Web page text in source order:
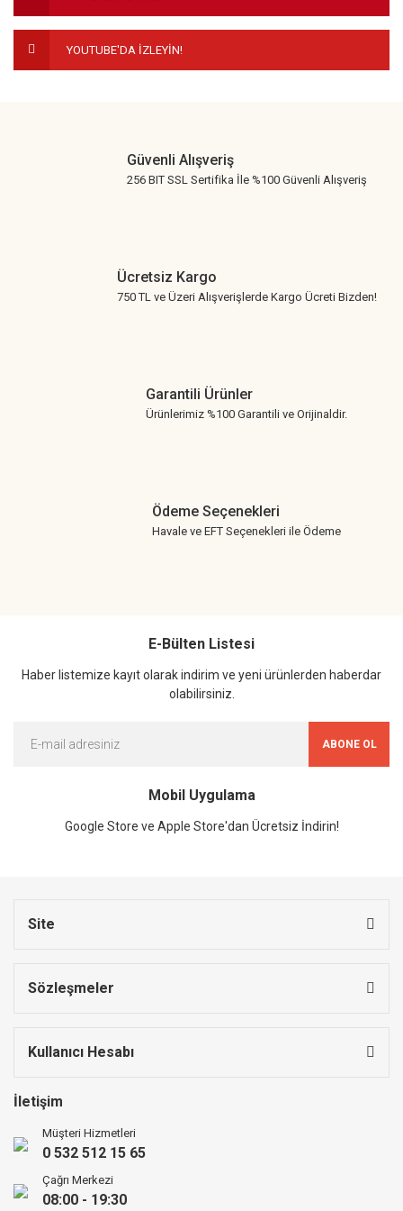
YOUTUBE'DA İZLEYİN!
Güvenli Alışveriş
256 BIT SSL Sertifika İle %100 Güvenli Alışveriş
Ücretsiz Kargo
750 TL ve Üzeri Alışverişlerde Kargo Ücreti Bizden!
Garantili Ürünler
Ürünlerimiz %100 Garantili ve Orijinaldir.
Ödeme Seçenekleri
Havale ve EFT Seçenekleri ile Ödeme
E-Bülten Listesi
Haber listemize kayıt olarak indirim ve yeni ürünlerden haberdar
olabilirsiniz.
ABONE OL
Mobil Uygulama
Google Store ve Apple Store'dan Ücretsiz İndirin!
Site
Sözleşmeler
Kullanıcı Hesabı
İletişim
Müşteri Hizmetleri
0 532 512 15 65
Çağrı Merkezi
08:00 - 19:30